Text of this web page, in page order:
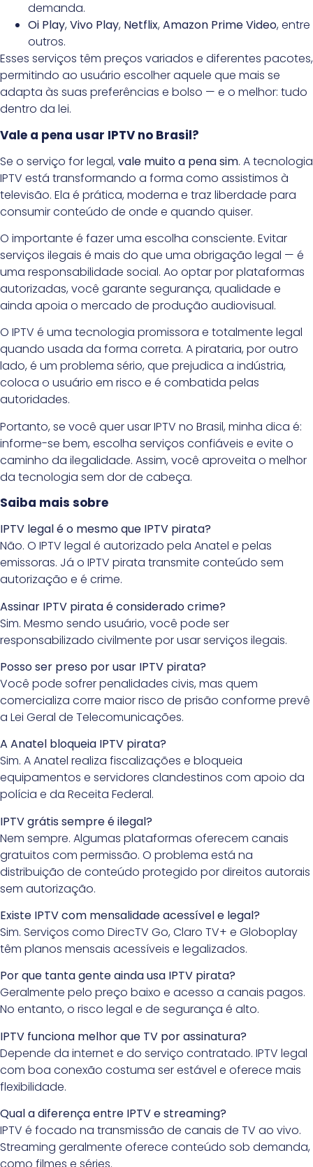
demanda.
Oi Play,Vivo Play, Netflix,Amazon Prime Video, entre
outros.
Esses serviços têm preços variados e diferentes pacotes,
permitindo ao usuário escolher aquele que mais se
adapta às suas preferências e bolso — e o melhor: tudo
dentro da lei.
Vale a pena usar IPTV no Brasil?
Se o serviço for legal,vale muito a pena sim. A tecnologia
IPTV está transformando a forma como assistimos à
televisão. Ela é prática, moderna e traz liberdade para
consumir conteúdo de onde e quando quiser.
O importante é fazer uma escolha consciente. Evitar
serviços ilegais é mais do que uma obrigação legal — é
uma responsabilidade social. Ao optar por plataformas
autorizadas, você garante segurança, qualidade e
ainda apoia o mercado de produção audiovisual.
O IPTV é uma tecnologia promissora e totalmente legal
quando usada da forma correta. A pirataria, por outro
lado, é um problema sério, que prejudica a indústria,
coloca o usuário em risco e é combatida pelas
autoridades.
Portanto, se você quer usar IPTV no Brasil, minha dica é:
informe-se bem, escolha serviços confiáveis e evite o
caminho da ilegalidade. Assim, você aproveita o melhor
da tecnologia sem dor de cabeça.
Saiba mais sobre
IPTV legal é o mesmo que IPTV pirata?
Não. O IPTV legal é autorizado pela Anatel e pelas
emissoras. Já o IPTV pirata transmite conteúdo sem
autorização e é crime.
Assinar IPTV pirata é considerado crime?
Sim. Mesmo sendo usuário, você pode ser
responsabilizado civilmente por usar serviços ilegais.
Posso ser preso por usar IPTV pirata?
Você pode sofrer penalidades civis, mas quem
comercializa corre maior risco de prisão conforme prevê
a Lei Geral de Telecomunicações.
A Anatel bloqueia IPTV pirata?
Sim. A Anatel realiza fiscalizações e bloqueia
equipamentos e servidores clandestinos com apoio da
polícia e da Receita Federal.
IPTV grátis sempre é ilegal?
Nem sempre. Algumas plataformas oferecem canais
gratuitos com permissão. O problema está na
distribuição de conteúdo protegido por direitos autorais
sem autorização.
Existe IPTV com mensalidade acessível e legal?
Sim. Serviços como DirecTV Go, Claro TV+ e Globoplay
têm planos mensais acessíveis e legalizados.
Por que tanta gente ainda usa IPTV pirata?
Geralmente pelo preço baixo e acesso a canais pagos.
No entanto, o risco legal e de segurança é alto.
IPTV funciona melhor que TV por assinatura?
Depende da internet e do serviço contratado. IPTV legal
com boa conexão costuma ser estável e oferece mais
flexibilidade.
Qual a diferença entre IPTV e streaming?
IPTV é focado na transmissão de canais de TV ao vivo.
Streaming geralmente oferece conteúdo sob demanda,